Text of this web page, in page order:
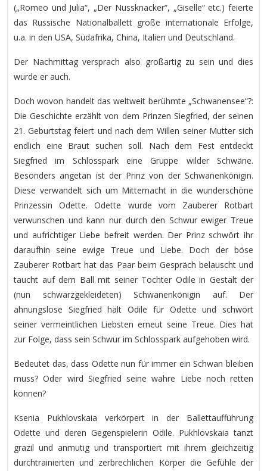
(„Romeo und Julia“, „Der Nussknacker“, „Giselle“ etc.) feierte
das Russische Nationalballett große internationale Erfolge,
u.a. in den USA, Südafrika, China, Italien und Deutschland.
Der Nachmittag versprach also großartig zu sein und dies
wurde er auch.
Doch wovon handelt das weltweit berühmte „Schwanensee“?:
Die Geschichte erzählt von dem Prinzen Siegfried, der seinen
21. Geburtstag feiert und nach dem Willen seiner Mutter sich
endlich eine Braut suchen soll. Nach dem Fest entdeckt
Siegfried im Schlosspark eine Gruppe wilder Schwäne.
Besonders angetan ist der Prinz von der Schwanenkönigin.
Diese verwandelt sich um Mitternacht in die wunderschöne
Prinzessin Odette. Odette wurde vom Zauberer Rotbart
verwunschen und kann nur durch den Schwur ewiger Treue
und aufrichtiger Liebe befreit werden. Der Prinz schwört ihr
daraufhin seine ewige Treue und Liebe. Doch der böse
Zauberer Rotbart hat das Paar beim Gespräch belauscht und
taucht auf dem Ball mit seiner Tochter Odile in Gestalt der
(nun schwarzgekleideten) Schwanenkönigin auf. Der
ahnungslose Siegfried hält Odile für Odette und schwört
seiner vermeintlichen Liebsten erneut seine Treue. Dies hat
zur Folge, dass sein Schwur im Schlosspark aufgehoben wird.
Bedeutet das, dass Odette nun für immer ein Schwan bleiben
muss? Oder wird Siegfried seine wahre Liebe noch retten
können?
Ksenia Pukhlovskaia verkörpert in der Ballettaufführung
Odette und deren Gegenspielerin Odile. Pukhlovskaia tanzt
grazil und anmutig und transportiert mit ihrem gleichzeitig
durchtrainierten und zerbrechlichen Körper die Gefühle der